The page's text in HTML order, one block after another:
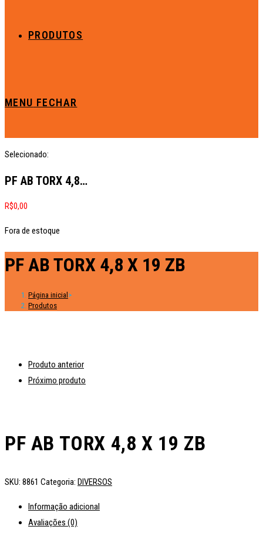
PRODUTOS
MENU FECHAR
Selecionado:
PF AB TORX 4,8…
R$0,00
Fora de estoque
PF AB TORX 4,8 X 19 ZB
Página inicial >
Produtos
Produto anterior
Próximo produto
PF AB TORX 4,8 X 19 ZB
SKU: 8861 Categoria: DIVERSOS
Informação adicional
Avaliações (0)